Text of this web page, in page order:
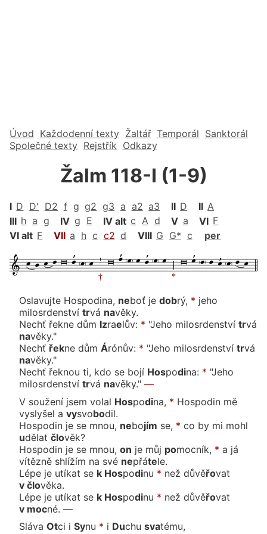
Úvod Každodenní texty Žaltář Temporál Sanktorál
Společné texty Rejstřík Odkazy
Žalm 118-I (1-9)
I D D' D2 f g g2 g3 a a2 a3 II D II A
III h a g IV g E IV alt c A d V a VI F
VI alt F VII a h c c2 d VIII G G* c per
Oslavujte Hospodina, neboť je dobrý, * jeho
milosrdenství trvá navěky.
Nechť řekne dům Izraelův: * "Jeho milosrdenství trvá
navěky."
Nechť řekne dům Árónův: * "Jeho milosrdenství trvá
navěky."
Nechť řeknou ti, kdo se bojí Hospodina: * "Jeho
milosrdenství trvá navěky." —
V soužení jsem volal Hospodina, * Hospodin mě
vyslyšel a vysvobodil.
Hospodin je se mnou, nebojím se, * co by mi mohl
udělat člověk?
Hospodin je se mnou, on je můj pomocník, * a já
vítězně shlížím na své nepřátele.
Lépe je utíkat se k Hospodinu * než důvěřovat
v člověka.
Lépe je utíkat se k Hospodinu * než důvěřovat
v mocné. —
Sláva Otci i Synu * i Duchu svatému,